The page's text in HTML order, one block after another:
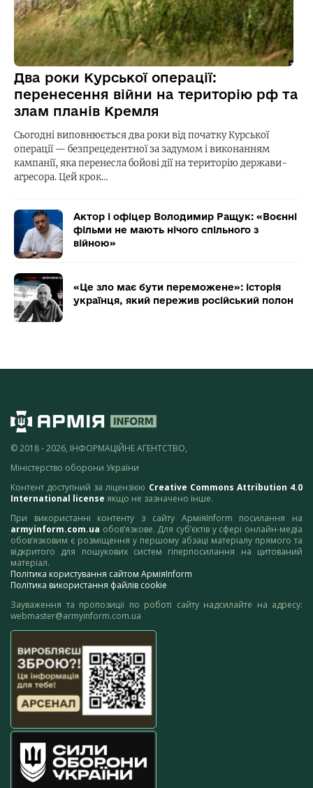
Два роки Курської операції:
перенесення війни на територію рф та
злам планів Кремля
Сьогодні виповнюється два роки від початку Курської
операції — безпрецедентної за задумом і виконанням
кампанії, яка перенесла бойові дії на територію держави-
агресора. Цей крок…
Актор і офіцер Володимир Ращук: «Воєнні
фільми не мають нічого спільного з
війною»
«Це зло має бути переможене»: історія
українця, який пережив російський полон
© 2018 - 2026, ІНФОРМАЦІЙНЕ АГЕНТСТВО,
Міністерство оборони України
Контент доступний за ліцензією Creative Commons Attribution 4.0
International license якщо не зазначено інше.
При використанні контенту з сайту АрміяInform посилання на
armyinform.com.ua обов’язкове. Для суб’єктів у сфері онлайн-медіа
обов’язковим є розміщення у першому абзаці матеріалу прямого та
відкритого для пошукових систем гіперпосилання на цитований
матеріал.
Політика користування сайтом АрміяInform
Політика використання файлів cookie
Зауваження та пропозиції по роботі сайту надсилайте на адресу:
webmaster@armyinform.com.ua